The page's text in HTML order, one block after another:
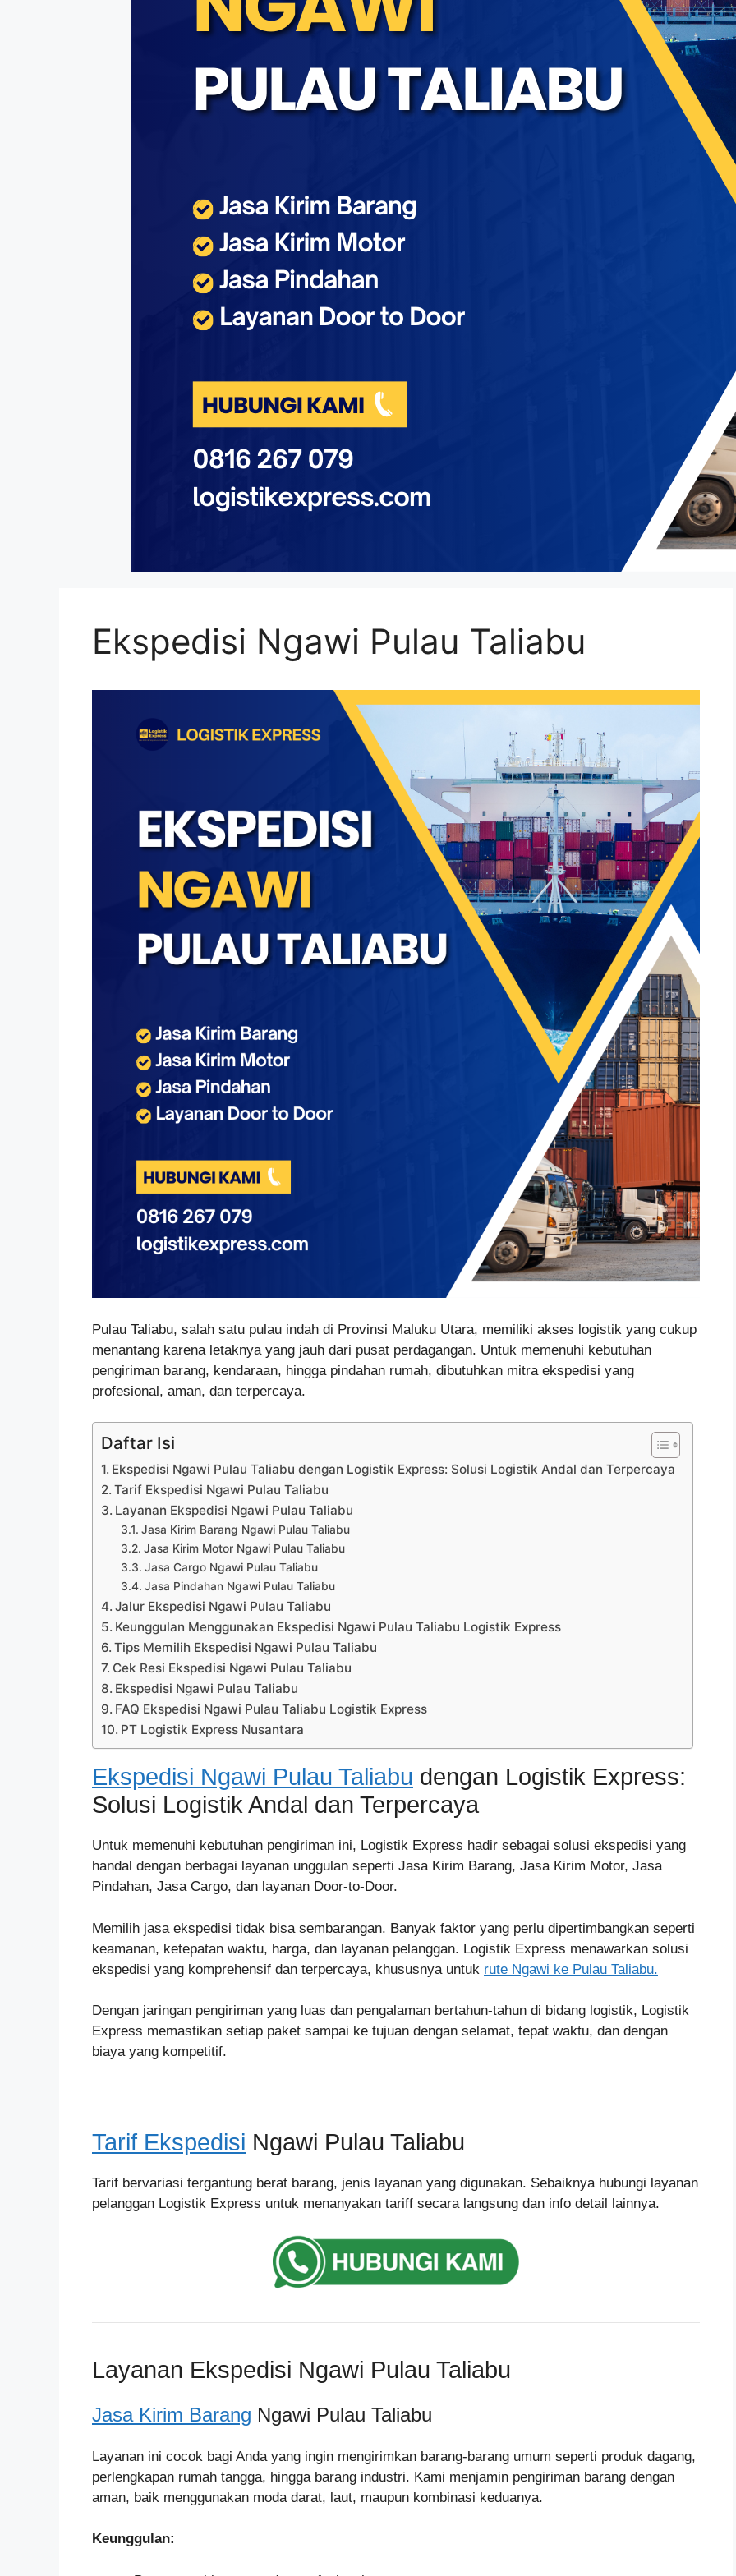
Ekspedisi Ngawi Pulau Taliabu
Pulau Taliabu, salah satu pulau indah di Provinsi Maluku Utara, memiliki akses logistik yang cukup
menantang karena letaknya yang jauh dari pusat perdagangan. Untuk memenuhi kebutuhan
pengiriman barang, kendaraan, hingga pindahan rumah, dibutuhkan mitra ekspedisi yang
profesional, aman, dan terpercaya.
Daftar Isi
Ekspedisi Ngawi Pulau Taliabu dengan Logistik Express: Solusi Logistik Andal dan Terpercaya
Tarif Ekspedisi Ngawi Pulau Taliabu
Layanan Ekspedisi Ngawi Pulau Taliabu
Jasa Kirim Barang Ngawi Pulau Taliabu
Jasa Kirim Motor Ngawi Pulau Taliabu
Jasa Cargo Ngawi Pulau Taliabu
Jasa Pindahan Ngawi Pulau Taliabu
Jalur Ekspedisi Ngawi Pulau Taliabu
Keunggulan Menggunakan Ekspedisi Ngawi Pulau Taliabu Logistik Express
Tips Memilih Ekspedisi Ngawi Pulau Taliabu
Cek Resi Ekspedisi Ngawi Pulau Taliabu
Ekspedisi Ngawi Pulau Taliabu
FAQ Ekspedisi Ngawi Pulau Taliabu Logistik Express
PT Logistik Express Nusantara
Ekspedisi Ngawi Pulau Taliabu dengan Logistik Express:
Solusi Logistik Andal dan Terpercaya
Untuk memenuhi kebutuhan pengiriman ini, Logistik Express hadir sebagai solusi ekspedisi yang
handal dengan berbagai layanan unggulan seperti Jasa Kirim Barang, Jasa Kirim Motor, Jasa
Pindahan, Jasa Cargo, dan layanan Door-to-Door.
Memilih jasa ekspedisi tidak bisa sembarangan. Banyak faktor yang perlu dipertimbangkan seperti
keamanan, ketepatan waktu, harga, dan layanan pelanggan. Logistik Express menawarkan solusi
ekspedisi yang komprehensif dan terpercaya, khususnya untuk rute Ngawi ke Pulau Taliabu.
Dengan jaringan pengiriman yang luas dan pengalaman bertahun-tahun di bidang logistik, Logistik
Express memastikan setiap paket sampai ke tujuan dengan selamat, tepat waktu, dan dengan
biaya yang kompetitif.
Tarif Ekspedisi Ngawi Pulau Taliabu
Tarif bervariasi tergantung berat barang, jenis layanan yang digunakan. Sebaiknya hubungi layanan
pelanggan Logistik Express untuk menanyakan tariff secara langsung dan info detail lainnya.
Layanan Ekspedisi Ngawi Pulau Taliabu
Jasa Kirim Barang Ngawi Pulau Taliabu
Layanan ini cocok bagi Anda yang ingin mengirimkan barang-barang umum seperti produk dagang,
perlengkapan rumah tangga, hingga barang industri. Kami menjamin pengiriman barang dengan
aman, baik menggunakan moda darat, laut, maupun kombinasi keduanya.
Keunggulan: